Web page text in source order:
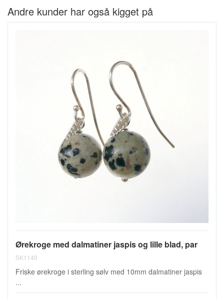
Andre kunder har også kigget på
Ørekroge med dalmatiner jaspis og lille blad, par
SK1140
Friske ørekroge i sterling sølv med 10mm dalmatiner jaspis
...